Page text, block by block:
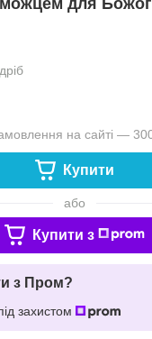
на сайті —
Купити
або
Купити з
з Пром?
захистом